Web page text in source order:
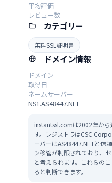
平均評価
レビュー数
カテゴリー
無料SSL証明書
ドメイン情報
ドメイン
取得日
ネームサーバー
NS1.AS48447.NET
instantssl.comは2002年か
す。レジストラはCSC
ーバーはAS48447.NETと信
ン移管が制限されており、
と考えられます。これらの
ると判断できます。